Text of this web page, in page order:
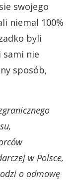
swojego
niemal 100%
byli
sami nie
sposób,
w Polsce,
o odmowę